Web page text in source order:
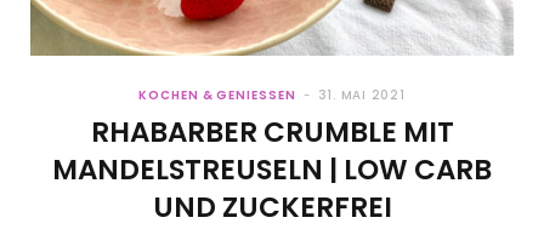
KOCHEN & GENIESSEN 31. MAI 2021
RHABARBER CRUMBLE MIT
MANDELSTREUSELN | LOW CARB
UND ZUCKERFREI